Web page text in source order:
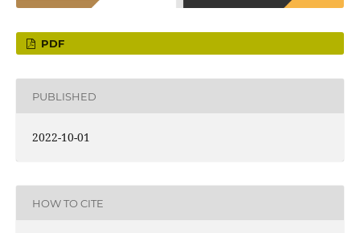
PDF
PUBLISHED
2022-10-01
HOW TO CITE